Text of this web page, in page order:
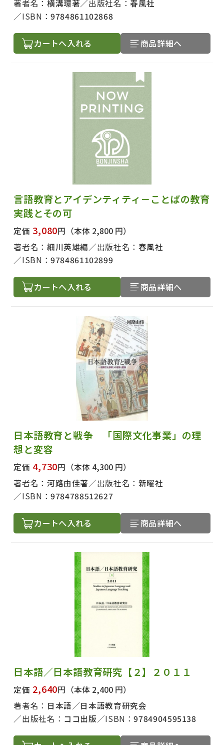
著者名： 横溝環著 出版社名：春風社
ISBN：9784861102868
カートへ入れる 商品詳細へ
言語教育とアイデンティティ－ことばの教育
実践とその可
定価 3,080円 （本体 2,800 円）
著者名： 細川英雄編 出版社名： 春風社
ISBN：9784861102899
カートへ入れる 商品詳細へ
日本語教育と戦争 「国際文化事業」の理
想と変容
定価 4,730円 （本体 4,300 円）
著者名： 河路由佳著 出版社名： 新曜社
ISBN：9784788512627
カートへ入れる 商品詳細へ
日本語／日本語教育研究【２】２０１１
定価 2,640円 （本体 2,400 円）
著者名： 日本語／日本語教育研究会
出版社名： ココ出版 ISBN：9784904595138